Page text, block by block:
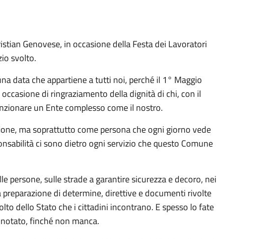
Genovese, in occasione della Festa dei Lavoratori
svolto.
data che appartiene a tutti noi, perché il 1° Maggio
di ringraziamento della dignità di chi, con il
un Ente complesso come il nostro.
ma soprattutto come persona che ogni giorno vede
ci sono dietro ogni servizio che questo Comune
persone, sulle strade a garantire sicurezza e decoro, nei
di determine, direttive e documenti rivolte
dello Stato che i cittadini incontrano. E spesso lo fate
finché non manca.